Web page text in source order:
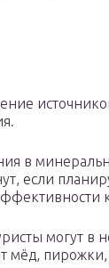
в
если
могут в
мёд,